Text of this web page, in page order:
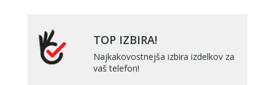
TOP IZBIRA!
Najkakovostnejša izbira izdelkov za
vaš telefon!